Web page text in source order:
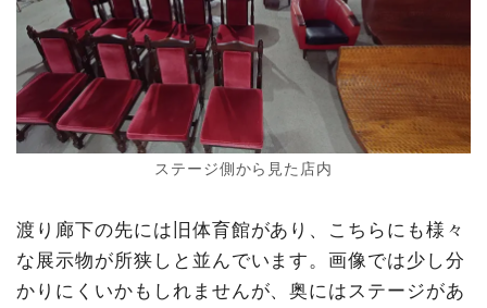
ステージ側から見た店内
渡り廊下の先には旧体育館があり、こちらにも様々
な展示物が所狭しと並んでいます。画像では少し分
かりにくいかもしれませんが、奥にはステージがあ